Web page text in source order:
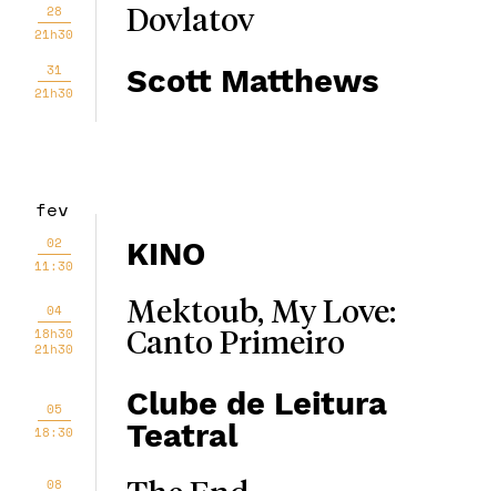
28
21h30
Dovlatov
31
21h30
Scott Matthews
fev
02
11:30
KINO
04
18h30
21h30
Mektoub, My Love:
Canto Primeiro
05
18:30
Clube de Leitura
Teatral
08